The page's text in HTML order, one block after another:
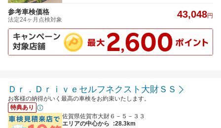
参考車検価格
法定24ヶ月点検対象 43,048円
Ｄｒ．Ｄｒｉｖｅセルフネクスト大財ＳＳ
お客様の納得がいく最高の車検をお約束いたします。
特典あり
佐賀県佐賀市大財６－５－３３
エリアの中心から
:28.3km